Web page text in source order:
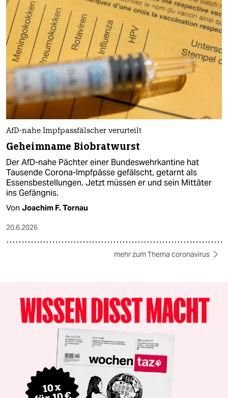
AfD-nahe Impfpassfälscher verurteilt
Geheimname Biobratwurst
Der AfD-nahe Pächter einer Bundeswehrkantine hat
Tausende Corona-Impfpässe gefälscht, getarnt als
Essensbestellungen. Jetzt müssen er und sein Mittäter
ins Gefängnis.
Von Joachim F. Tornau
20.6.2026
mehr zum Thema coronavirus